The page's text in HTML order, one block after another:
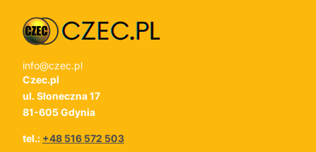
info@czec.pl
Czec.pl
ul. Słoneczna 17
81-605 Gdynia
tel.: +48 516 572 503